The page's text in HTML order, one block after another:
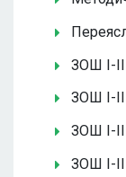
ЗОШ І-
ЗОШ І-
ЗОШ І-
ЗОШ І-